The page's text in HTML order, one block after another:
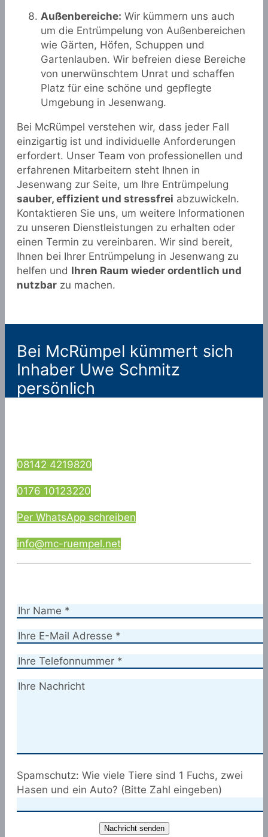
Außenbereiche: Wir kümmern uns auch
um die Entrümpelung von Außenbereichen
wie Gärten, Höfen, Schuppen und
Gartenlauben. Wir befreien diese Bereiche
von unerwünschtem Unrat und schaffen
Platz für eine schöne und gepflegte
Umgebung in Jesenwang.
Bei McRümpel verstehen wir, dass jeder Fall
einzigartig ist und individuelle Anforderungen
erfordert. Unser Team von professionellen und
erfahrenen Mitarbeitern steht Ihnen in
Jesenwang zur Seite, um Ihre Entrümpelung
sauber, effizient und stressfrei abzuwickeln.
Kontaktieren Sie uns, um weitere Informationen
zu unseren Dienstleistungen zu erhalten oder
einen Termin zu vereinbaren. Wir sind bereit,
Ihnen bei Ihrer Entrümpelung in Jesenwang zu
helfen und Ihren Raum wieder ordentlich und
nutzbar zu machen.
Bei McRümpel kümmert sich
Inhaber Uwe Schmitz
persönlich
08142 4219820
0176 10123220
Per WhatsApp schreiben
info@mc-ruempel.net
Spamschutz: Wie viele Tiere sind 1 Fuchs, zwei
Hasen und ein Auto? (Bitte Zahl eingeben)